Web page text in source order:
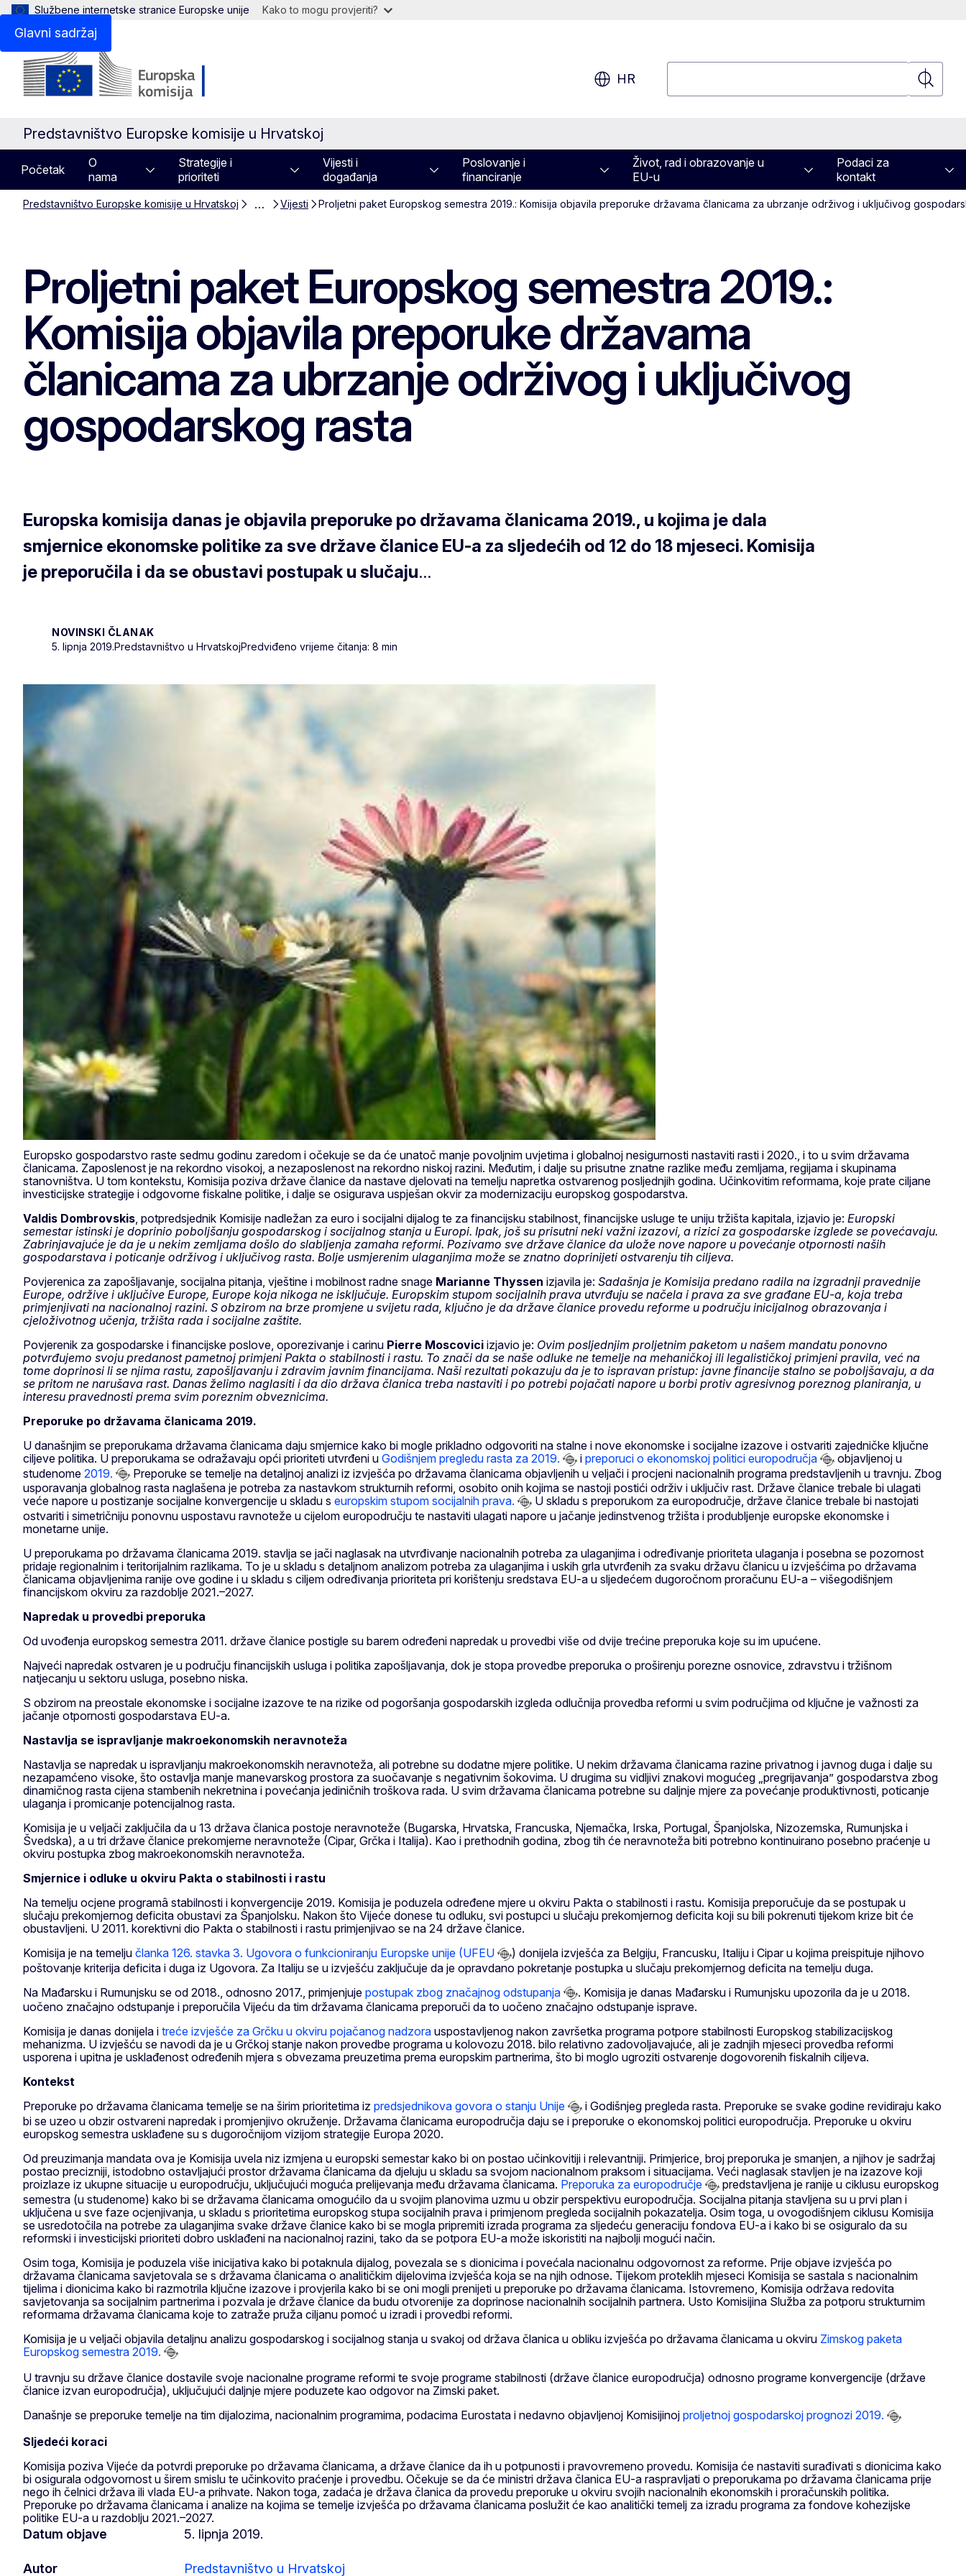
Glavni sadržaj
Službene internetske stranice Europske unije Kako to mogu provjeriti?
HR
Predstavništvo Europske komisije u Hrvatskoj
Početak
O
nama
Strategije i
prioriteti
Vijesti i
događanja
Poslovanje i
financiranje
Život, rad i obrazovanje u
EU-u
Podaci za
kontakt
Predstavništvo Europske komisije u Hrvatskoj … Vijesti Proljetni paket Europskog semestra 2019.: Komisija objavila preporuke državama članicama za ubrzanje održivog i uključivog
Proljetni paket Europskog semestra 2019.:
Komisija objavila preporuke državama
članicama za ubrzanje održivog i uključivog
gospodarskog rasta
Europska komisija danas je objavila preporuke po državama članicama 2019., u kojima je dala
smjernice ekonomske politike za sve države članice EU-a za sljedećih od 12 do 18 mjeseci. Komisija
je preporučila i da se obustavi postupak u slučaju...
NOVINSKI ČLANAK
5. lipnja 2019.Predstavništvo u HrvatskojPredviđeno vrijeme čitanja: 8 min
Europsko gospodarstvo raste sedmu godinu zaredom i očekuje se da će unatoč manje povoljnim uvjetima i globalnoj nesigurnosti nastaviti rasti i 2020., i to u svim državama
članicama. Zaposlenost je na rekordno visokoj, a nezaposlenost na rekordno niskoj razini. Međutim, i dalje su prisutne znatne razlike među zemljama, regijama i skupinama
stanovništva. U tom kontekstu, Komisija poziva države članice da nastave djelovati na temelju napretka ostvarenog posljednjih godina. Učinkovitim reformama, koje prate ciljane
investicijske strategije i odgovorne fiskalne politike, i dalje se osigurava uspješan okvir za modernizaciju europskog gospodarstva.
Valdis Dombrovskis, potpredsjednik Komisije nadležan za euro i socijalni dijalog te za financijsku stabilnost, financijske usluge te uniju tržišta kapitala, izjavio je: Europski
semestar istinski je doprinio poboljšanju gospodarskog i socijalnog stanja u Europi. Ipak, još su prisutni neki važni izazovi, a rizici za gospodarske izglede se povećavaju.
Zabrinjavajuće je da je u nekim zemljama došlo do slabljenja zamaha reformi. Pozivamo sve države članice da ulože nove napore u povećanje otpornosti naših
gospodarstava i poticanje održivog i uključivog rasta. Bolje usmjerenim ulaganjima može se znatno doprinijeti ostvarenju tih ciljeva.
Povjerenica za zapošljavanje, socijalna pitanja, vještine i mobilnost radne snage Marianne Thyssen izjavila je: Sadašnja je Komisija predano radila na izgradnji pravednije
Europe, održive i uključive Europe, Europe koja nikoga ne isključuje. Europskim stupom socijalnih prava utvrđuju se načela i prava za sve građane EU-a, koja treba
primjenjivati na nacionalnoj razini. S obzirom na brze promjene u svijetu rada, ključno je da države članice provedu reforme u području inicijalnog obrazovanja i
cjeloživotnog učenja, tržišta rada i socijalne zaštite.
Povjerenik za gospodarske i financijske poslove, oporezivanje i carinu Pierre Moscovici izjavio je: Ovim posljednjim proljetnim paketom u našem mandatu ponovno
potvrđujemo svoju predanost pametnoj primjeni Pakta o stabilnosti i rastu. To znači da se naše odluke ne temelje na mehaničkoj ili legalističkoj primjeni pravila, već na
tome doprinosi li se njima rastu, zapošljavanju i zdravim javnim financijama. Naši rezultati pokazuju da je to ispravan pristup: javne financije stalno se poboljšavaju, a da
se pritom ne narušava rast. Danas želimo naglasiti i da dio država članica treba nastaviti i po potrebi pojačati napore u borbi protiv agresivnog poreznog planiranja, u
interesu pravednosti prema svim poreznim obveznicima.
Preporuke po državama članicama 2019.
U današnjim se preporukama državama članicama daju smjernice kako bi mogle prikladno odgovoriti na stalne i nove ekonomske i socijalne izazove i ostvariti zajedničke ključne
ciljeve politika. U preporukama se odražavaju opći prioriteti utvrđeni u Godišnjem pregledu rasta za 2019. i preporuci o ekonomskoj politici europodručja
objavljenoj u
studenome 2019.
Preporuke se temelje na detaljnoj analizi iz izvješća po državama članicama objavljenih u veljači i procjeni nacionalnih programa predstavljenih u travnju. Zbog
usporavanja globalnog rasta naglašena je potreba za nastavkom strukturnih reformi, osobito onih kojima se nastoji postići održiv i uključiv rast. Države članice trebale bi ulagati
veće napore u postizanje socijalne konvergencije u skladu s europskim stupom socijalnih prava.
U skladu s preporukom za europodručje, države članice trebale bi nastojati
ostvariti i simetričniju ponovnu uspostavu ravnoteže u cijelom europodručju te nastaviti ulagati napore u jačanje jedinstvenog tržišta i produbljenje europske ekonomske i
monetarne unije.
U preporukama po državama članicama 2019. stavlja se jači naglasak na utvrđivanje nacionalnih potreba za ulaganjima i određivanje prioriteta ulaganja i posebna se pozornost
pridaje regionalnim i teritorijalnim razlikama. To je u skladu s detaljnom analizom potreba za ulaganjima i uskih grla utvrđenih za svaku državu članicu u izvješćima po državama
članicama objavljenima ranije ove godine i u skladu s ciljem određivanja prioriteta pri korištenju sredstava EU-a u sljedećem dugoročnom proračunu EU-a – višegodišnjem
financijskom okviru za razdoblje 2021.–2027.
Napredak u provedbi preporuka
Od uvođenja europskog semestra 2011. države članice postigle su barem određeni napredak u provedbi više od dvije trećine preporuka koje su im upućene.
Najveći napredak ostvaren je u području financijskih usluga i politika zapošljavanja, dok je stopa provedbe preporuka o proširenju porezne osnovice, zdravstvu i tržišnom
natjecanju u sektoru usluga, posebno niska.
S obzirom na preostale ekonomske i socijalne izazove te na rizike od pogoršanja gospodarskih izgleda odlučnija provedba reformi u svim područjima od ključne je važnosti za
jačanje otpornosti gospodarstava EU-a.
Nastavlja se ispravljanje makroekonomskih neravnoteža
Nastavlja se napredak u ispravljanju makroekonomskih neravnoteža, ali potrebne su dodatne mjere politike. U nekim državama članicama razine privatnog i javnog duga i dalje su
nezapamćeno visoke, što ostavlja manje manevarskog prostora za suočavanje s negativnim šokovima. U drugima su vidljivi znakovi mogućeg „pregrijavanja” gospodarstva zbog
dinamičnog rasta cijena stambenih nekretnina i povećanja jediničnih troškova rada. U svim državama članicama potrebne su daljnje mjere za povećanje produktivnosti, poticanje
ulaganja i promicanje potencijalnog rasta.
Komisija je u veljači zaključila da u 13 država članica postoje neravnoteže (Bugarska, Hrvatska, Francuska, Njemačka, Irska, Portugal, Španjolska, Nizozemska, Rumunjska i
Švedska), a u tri države članice prekomjerne neravnoteže (Cipar, Grčka i Italija). Kao i prethodnih godina, zbog tih će neravnoteža biti potrebno kontinuirano posebno praćenje u
okviru postupka zbog makroekonomskih neravnoteža.
Smjernice i odluke u okviru Pakta o stabilnosti i rastu
Na temelju ocjene programâ stabilnosti i konvergencije 2019. Komisija je poduzela određene mjere u okviru Pakta o stabilnosti i rastu. Komisija preporučuje da se postupak u
slučaju prekomjernog deficita obustavi za Španjolsku. Nakon što Vijeće donese tu odluku, svi postupci u slučaju prekomjernog deficita koji su bili pokrenuti tijekom krize bit će
obustavljeni. U 2011. korektivni dio Pakta o stabilnosti i rastu primjenjivao se na 24 države članice.
Komisija je na temelju članka 126. stavka 3. Ugovora o funkcioniranju Europske unije (UFEU
) donijela izvješća za Belgiju, Francusku, Italiju i Cipar u kojima preispituje njihovo
poštovanje kriterija deficita i duga iz Ugovora. Za Italiju se u izvješću zaključuje da je opravdano pokretanje postupka u slučaju prekomjernog deficita na temelju duga.
Na Mađarsku i Rumunjsku se od 2018., odnosno 2017., primjenjuje postupak zbog značajnog odstupanja
. Komisija je danas Mađarsku i Rumunjsku upozorila da je u 2018.
uočeno značajno odstupanje i preporučila Vijeću da tim državama članicama preporuči da to uočeno značajno odstupanje isprave.
Komisija je danas donijela i treće izvješće za Grčku u okviru pojačanog nadzora uspostavljenog nakon završetka programa potpore stabilnosti Europskog stabilizacijskog
mehanizma. U izvješću se navodi da je u Grčkoj stanje nakon provedbe programa u kolovozu 2018. bilo relativno zadovoljavajuće, ali je zadnjih mjeseci provedba reformi
usporena i upitna je usklađenost određenih mjera s obvezama preuzetima prema europskim partnerima, što bi moglo ugroziti ostvarenje dogovorenih fiskalnih ciljeva.
Kontekst
Preporuke po državama članicama temelje se na širim prioritetima iz predsjednikova govora o stanju Unije
i Godišnjeg pregleda rasta. Preporuke se svake godine revidiraju kako
bi se uzeo u obzir ostvareni napredak i promjenjivo okruženje. Državama članicama europodručja daju se i preporuke o ekonomskoj politici europodručja. Preporuke u okviru
europskog semestra usklađene su s dugoročnijom vizijom strategije Europa 2020.
Od preuzimanja mandata ova je Komisija uvela niz izmjena u europski semestar kako bi on postao učinkovitiji i relevantniji. Primjerice, broj preporuka je smanjen, a njihov je sadržaj
postao precizniji, istodobno ostavljajući prostor državama članicama da djeluju u skladu sa svojom nacionalnom praksom i situacijama. Veći naglasak stavljen je na izazove koji
proizlaze iz ukupne situacije u europodručju, uključujući moguća prelijevanja među državama članicama. Preporuka za europodručje
predstavljena je ranije u ciklusu europskog
semestra (u studenome) kako bi se državama članicama omogućilo da u svojim planovima uzmu u obzir perspektivu europodručja. Socijalna pitanja stavljena su u prvi plan i
uključena u sve faze ocjenjivanja, u skladu s prioritetima europskog stupa socijalnih prava i primjenom pregleda socijalnih pokazatelja. Osim toga, u ovogodišnjem ciklusu Komisija
se usredotočila na potrebe za ulaganjima svake države članice kako bi se mogla pripremiti izrada programa za sljedeću generaciju fondova EU-a i kako bi se osiguralo da su
reformski i investicijski prioriteti dobro usklađeni na nacionalnoj razini, tako da se potpora EU-a može iskoristiti na najbolji mogući način.
Osim toga, Komisija je poduzela više inicijativa kako bi potaknula dijalog, povezala se s dionicima i povećala nacionalnu odgovornost za reforme. Prije objave izvješća po
državama članicama savjetovala se s državama članicama o analitičkim dijelovima izvješća koja se na njih odnose. Tijekom proteklih mjeseci Komisija se sastala s nacionalnim
tijelima i dionicima kako bi razmotrila ključne izazove i provjerila kako bi se oni mogli prenijeti u preporuke po državama članicama. Istovremeno, Komisija održava redovita
savjetovanja sa socijalnim partnerima i pozvala je države članice da budu otvorenije za doprinose nacionalnih socijalnih partnera. Usto Komisijina Služba za potporu strukturnim
reformama državama članicama koje to zatraže pruža ciljanu pomoć u izradi i provedbi reformi.
Komisija je u veljači objavila detaljnu analizu gospodarskog i socijalnog stanja u svakoj od država članica u obliku izvješća po državama članicama u okviru Zimskog paketa
Europskog semestra 2019.
U travnju su države članice dostavile svoje nacionalne programe reformi te svoje programe stabilnosti (države članice europodručja) odnosno programe konvergencije (države
članice izvan europodručja), uključujući daljnje mjere poduzete kao odgovor na Zimski paket.
Današnje se preporuke temelje na tim dijalozima, nacionalnim programima, podacima Eurostata i nedavno objavljenoj Komisijinoj proljetnoj gospodarskoj prognozi 2019.
Sljedeći koraci
Komisija poziva Vijeće da potvrdi preporuke po državama članicama, a države članice da ih u potpunosti i pravovremeno provedu. Komisija će nastaviti surađivati s dionicima kako
bi osigurala odgovornost u širem smislu te učinkovito praćenje i provedbu. Očekuje se da će ministri država članica EU-a raspravljati o preporukama po državama članicama prije
nego ih čelnici država ili vlada EU-a prihvate. Nakon toga, zadaća je država članica da provedu preporuke u okviru svojih nacionalnih ekonomskih i proračunskih politika.
Preporuke po državama članicama i analize na kojima se temelje izvješća po državama članicama poslužit će kao analitički temelj za izradu programa za fondove kohezijske
politike EU-a u razdoblju 2021.–2027.
Datum objave 5. lipnja 2019.
Autor Predstavništvo u Hrvatskoj